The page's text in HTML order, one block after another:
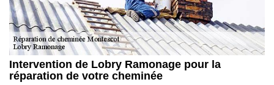
Intervention de Lobry Ramonage pour la
réparation de votre cheminée